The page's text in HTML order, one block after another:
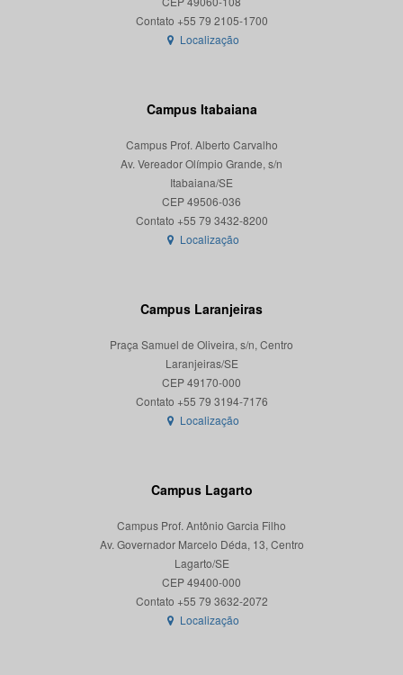
Localização
Campus Itabaiana
Campus Prof. Alberto Carvalho
Av. Vereador Olímpio Grande, s/n
Itabaiana/SE
CEP 49506-036
Localização
Campus Laranjeiras
Praça Samuel de Oliveira, s/n, Centro
Laranjeiras/SE
CEP 49170-000
Localização
Campus Lagarto
Campus Prof. Antônio Garcia Filho
Av. Governador Marcelo Déda, 13, Centro
Lagarto/SE
CEP 49400-000
Localização